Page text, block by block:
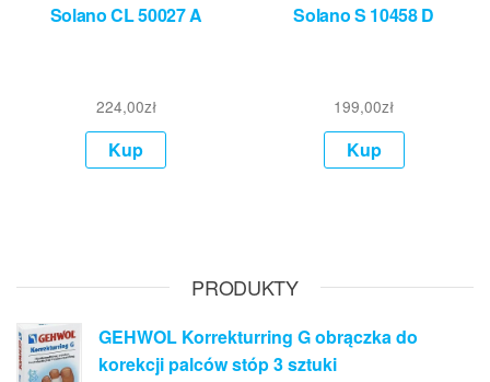
Solano CL 50027 A
224,00zł
Kup
Solano S 10458 D
199,00zł
Kup
PRODUKTY
GEHWOL Korrekturring G obrączka do
korekcji palców stóp 3 sztuki